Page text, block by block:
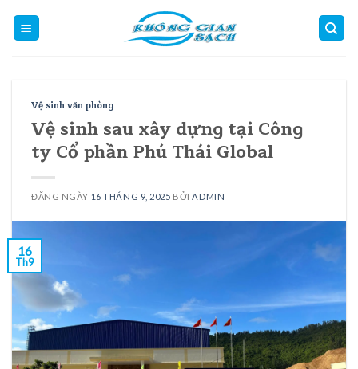
Vệ sinh văn phòng
Vệ sinh sau xây dựng tại Công
ty Cổ phần Phú Thái Global
ĐĂNG NGÀY 16 THÁNG 9, 2025 BỞI ADMIN
16
Th9